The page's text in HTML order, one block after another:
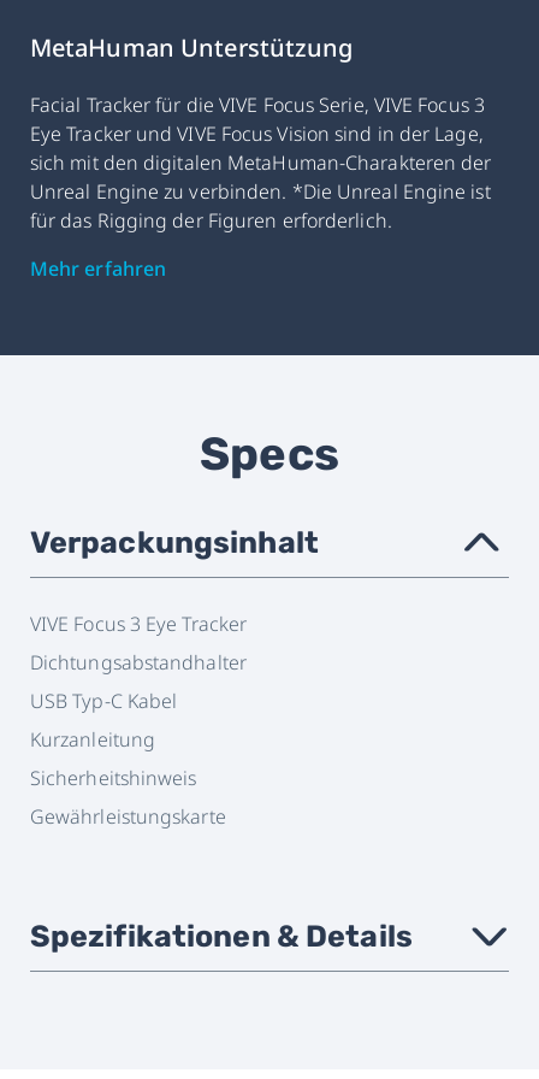
MetaHuman Unterstützung
Facial Tracker für die VIVE Focus Serie, VIVE Focus 3
Eye Tracker und VIVE Focus Vision sind in der Lage,
sich mit den digitalen MetaHuman-Charakteren der
Unreal Engine zu verbinden. *Die Unreal Engine ist
für das Rigging der Figuren erforderlich.
Mehr erfahren
Specs
Verpackungsinhalt ›
VIVE Focus 3 Eye Tracker
Dichtungsabstandhalter
USB Typ-C Kabel
Kurzanleitung
Sicherheitshinweis
Gewährleistungskarte
Spezifikationen & Details ›